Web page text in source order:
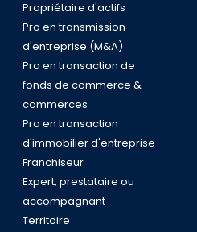
Propriétaire d'actifs
Pro en transmission
d'entreprise (M&A)
Pro en transaction de
fonds de commerce &
commerces
Pro en transaction
d'immobilier d'entreprise
Franchiseur
Expert, prestataire ou
accompagnant
Territoire